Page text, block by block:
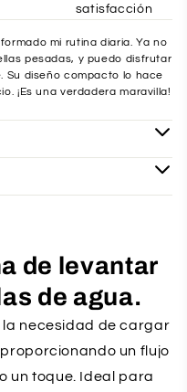
satisfacción
mi rutina diaria. Ya no
pesadas, y puedo disfrutar
Su diseño compacto lo hace
¡Es una verdadera maravilla!
de levantar
de agua.
necesidad de cargar
un flujo
un toque. Ideal para